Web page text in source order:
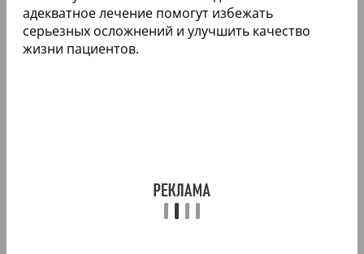
адекватное лечение помогут избежать
серьезных осложнений и улучшить качество
жизни пациентов.